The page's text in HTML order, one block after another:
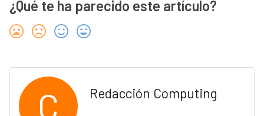
¿Qué te ha parecido este artículo?
C Redacción Computing